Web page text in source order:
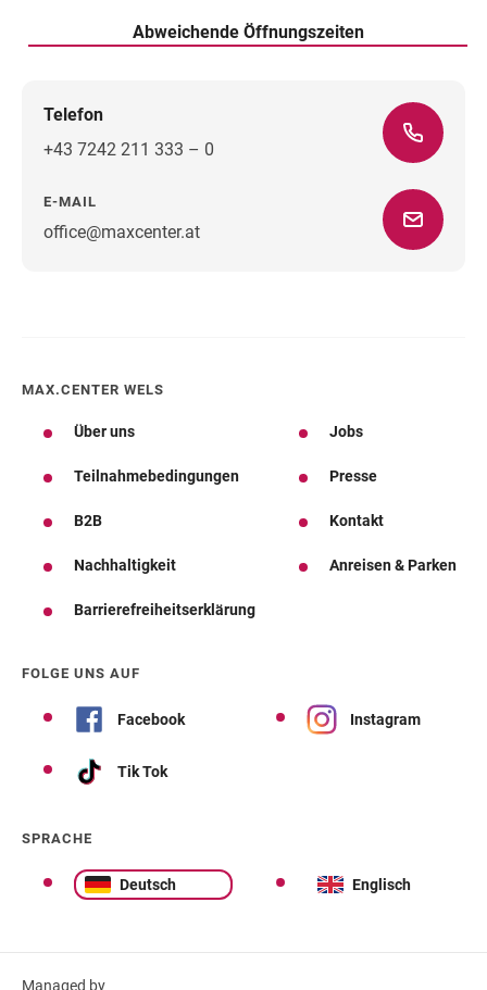
Abweichende Öffnungszeiten
Telefon
+43 7242 211 333 – 0
E-MAIL
office@maxcenter.atWegbeschreibung
MAX.CENTER WELS
Über uns Jobs
Teilnahmebedingungen Presse
B2B Kontakt
Nachhaltigkeit Anreisen & Parken
Barrierefreiheitserklärung
FOLGE UNS AUF
Facebook Instagram
Tik Tok
SPRACHE
Deutsch Englisch
Managed by